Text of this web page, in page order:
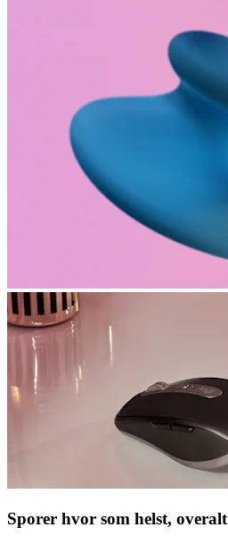
Sporer hvor som helst, overalt